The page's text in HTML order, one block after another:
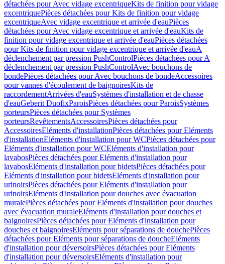
détachées pour Avec vidage excentriqueKits de finition pour vidage
excentriquePièces détachées pour Kits de finition pour vidage
excentriqueAvec vidage excentrique et arrivée d'eauPièces
détachées pour Avec vidage excentrique et arrivée d'eauKits de
finition pour vidage excentrique et arrivée d'eauPièces détachées
pour Kits de finition pour vidage excentrique et arrivée d'eauA
déclenchement par pression PushControlPièces détachées pour A
déclenchement par pression PushControlAvec bouchons de
bondePièces détachées pour Avec bouchons de bondeAccessoires
pour vannes d'écoulement de baignoiresKits de
raccordementArrivées d'eauSystèmes d'installation et de chasse
d'eauGeberit DuofixParoisPièces détachées pour ParoisSystèmes
porteursPièces détachées pour Systèmes
porteursRevêtementsAccessoiresPièces détachées pour
AccessoiresEléments d'installationPièces détachées pour Eléments
d'installationEléments d'installation pour WCPièces détachées pour
Eléments d'installation pour WCEléments d'installation pour
lavabosPièces détachées pour Eléments d'installation pour
lavabosEléments d'installation pour bidetsPièces détachées pour
Eléments d'installation pour bidetsEléments d'installation pour
urinoirsPièces détachées pour Eléments d'installation pour
urinoirsEléments d'installation pour douches avec évacuation
muralePièces détachées pour Eléments d'installation pour douches
avec évacuation muraleEléments d'installation pour douches et
baignoiresPièces détachées pour Eléments d'installation pour
douches et baignoiresEléments pour séparations de douchePièces
détachées pour Eléments pour séparations de doucheEléments
d'installation pour déversoirsPièces détachées pour Eléments
d'installation pour déversoirsEléments d'installation pour